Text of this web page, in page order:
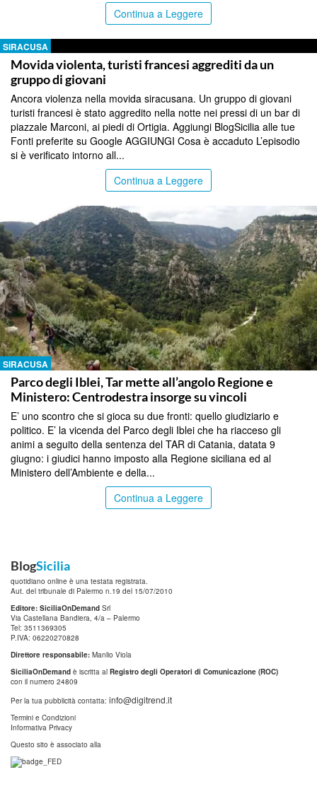
Continua a Leggere
SIRACUSA
Movida violenta, turisti francesi aggrediti da un
gruppo di giovani
Ancora violenza nella movida siracusana. Un gruppo di giovani
turisti francesi è stato aggredito nella notte nei pressi di un bar di
piazzale Marconi, ai piedi di Ortigia. Aggiungi BlogSicilia alle tue
Fonti preferite su Google AGGIUNGI Cosa è accaduto L’episodio
si è verificato intorno all...
Continua a Leggere
SIRACUSA
Parco degli Iblei, Tar mette all’angolo Regione e
Ministero: Centrodestra insorge su vincoli
E’ uno scontro che si gioca su due fronti: quello giudiziario e
politico. E’ la vicenda del Parco degli Iblei che ha riacceso gli
animi a seguito della sentenza del TAR di Catania, datata 9
giugno: i giudici hanno imposto alla Regione siciliana ed al
Ministero dell’Ambiente e della...
Continua a Leggere
BlogSicilia
quotidiano online è una testata registrata.
Aut. del tribunale di Palermo n.19 del 15/07/2010
Editore: SiciliaOnDemand Srl
Via Castellana Bandiera, 4/a – Palermo
Tel: 3511369305
P.IVA: 06220270828
Direttore responsabile: Manlio Viola
SiciliaOnDemand è iscritta al Registro degli Operatori di Comunicazione (ROC)
con il numero 24809
Per la tua pubblicità contatta: info@digitrend.it
Termini e Condizioni
Informativa Privacy
Questo sito è associato alla